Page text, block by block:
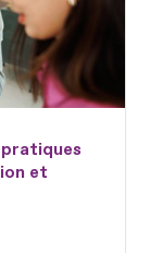
et